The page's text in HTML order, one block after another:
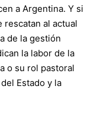
a Argentina. Y si
al actual
de la gestión
la labor de la
o su rol pastoral
Estado y la